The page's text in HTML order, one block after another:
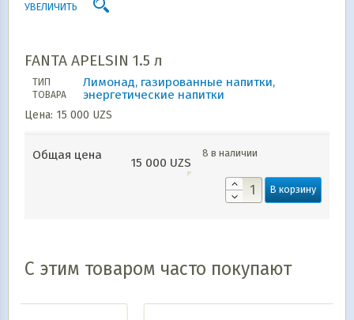
УВЕЛИЧИТЬ
FANTA APELSIN 1.5 л
ТИП
ТОВАРА
Лимонад, газированные напитки,
энергетические напитки
Цена: 15 000 UZS
Общая цена
15 000 UZS
8 в наличии
В корзину
С этим товаром часто покупают